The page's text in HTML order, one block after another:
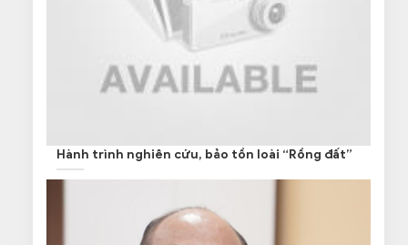
Hành trình nghiên cứu, bảo tồn loài “Rồng đất”